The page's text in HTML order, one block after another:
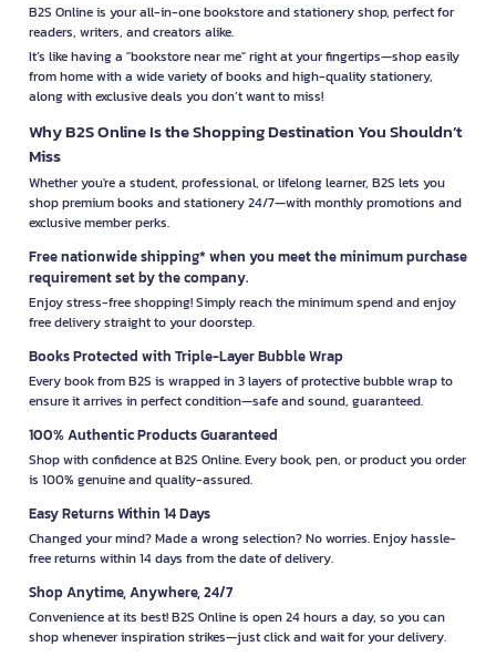
B2S Online is your all-in-one bookstore and stationery shop, perfect for
readers, writers, and creators alike.
It’s like having a "bookstore near me" right at your fingertips—shop easily
from home with a wide variety of books and high-quality stationery,
along with exclusive deals you don’t want to miss!
Why B2S Online Is the Shopping Destination You Shouldn’t
Miss
Whether you're a student, professional, or lifelong learner, B2S lets you
shop premium books and stationery 24/7—with monthly promotions and
exclusive member perks.
Free nationwide shipping* when you meet the minimum purchase
requirement set by the company.
Enjoy stress-free shopping! Simply reach the minimum spend and enjoy
free delivery straight to your doorstep.
Books Protected with Triple-Layer Bubble Wrap
Every book from B2S is wrapped in 3 layers of protective bubble wrap to
ensure it arrives in perfect condition—safe and sound, guaranteed.
100% Authentic Products Guaranteed
Shop with confidence at B2S Online. Every book, pen, or product you order
is 100% genuine and quality-assured.
Easy Returns Within 14 Days
Changed your mind? Made a wrong selection? No worries. Enjoy hassle-
free returns within 14 days from the date of delivery.
Shop Anytime, Anywhere, 24/7
Convenience at its best! B2S Online is open 24 hours a day, so you can
shop whenever inspiration strikes—just click and wait for your delivery.